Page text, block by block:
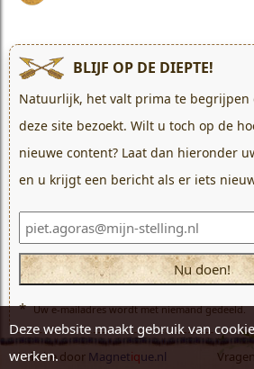
Deze website maakt gebruik van
werken.
BLIJF OP DE DIEPTE!
Natuurlijk, het valt prima te begrijpen
deze site bezoekt. Wilt u toch op de
nieuwe content? Laat dan hieronder
en u krijgt een bericht als er iets
* Uw e-mailadres wordt met niemand gedeeld.
Website door Magnetique.nl